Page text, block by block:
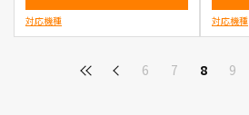
対応機種 対応機種
6 7 8 9